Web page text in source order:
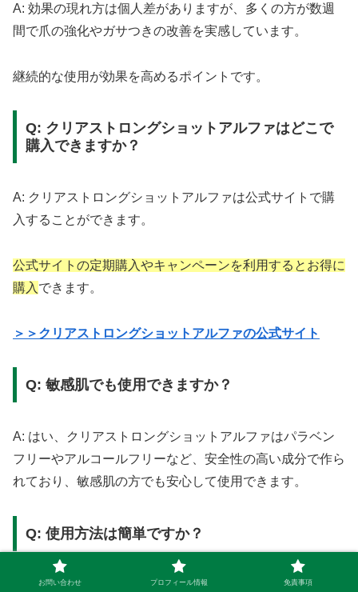
A: 効果の現れ方は個人差がありますが、多くの方が数週
間で爪の強化やガサつきの改善を実感しています。
継続的な使用が効果を高めるポイントです。
Q: クリアストロングショットアルファはどこで
購入できますか？
A: クリアストロングショットアルファは公式サイトで購
入することができます。
公式サイトの定期購入やキャンペーンを利用するとお得に
購入 できます。
＞＞クリアストロングショットアルファの公式サイト
Q: 敏感肌でも使用できますか？
A: はい、クリアストロングショットアルファはパラベン
フリーやアルコールフリーなど、安全性の高い成分で作ら
れており、敏感肌の方でも安心して使用できます。
Q: 使用方法は簡単ですか？
A: はい、クリアストロングショットアルファはジェルタ
お問い合わせ プロフィール情報 免責事項